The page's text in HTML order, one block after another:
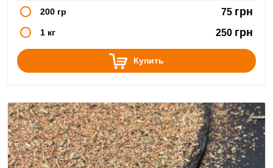
200 гр 75 грн
1 кг 250 грн
Купить